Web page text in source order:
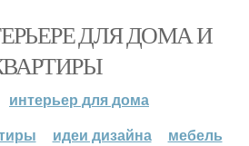
ДЛЯ ДОМА И
интерьер для дома
идеи дизайна мебель